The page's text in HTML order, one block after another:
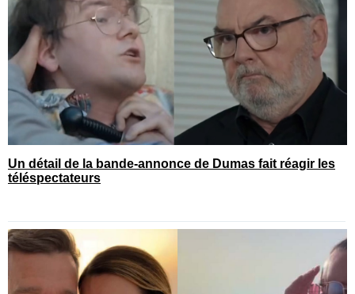
Un détail de la bande-annonce de Dumas fait réagir les
téléspectateurs